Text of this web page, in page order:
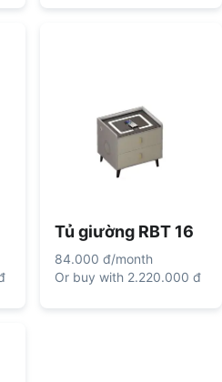
Tủ giường RBT 16
84.000 đ/month
Or buy with 2.220.000 đ